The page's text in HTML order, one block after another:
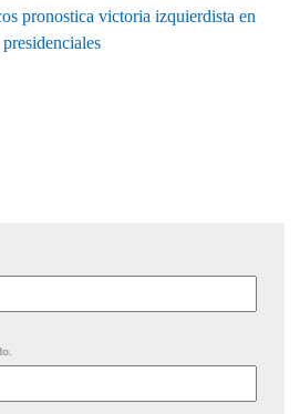
pronostica victoria izquierdista en
presidenciales